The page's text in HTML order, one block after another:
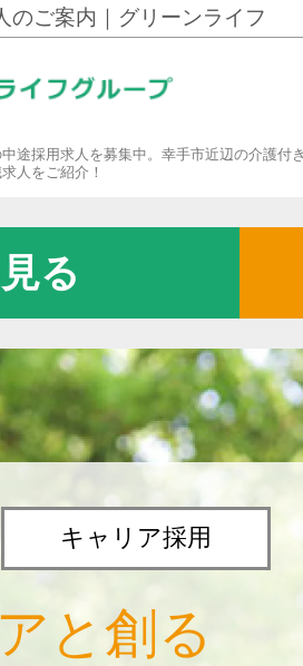
のご案内｜グリーンライフ
途採用求人を募集中。幸手市近辺の介護
人をご紹介！
る
キャリア採用
と創る